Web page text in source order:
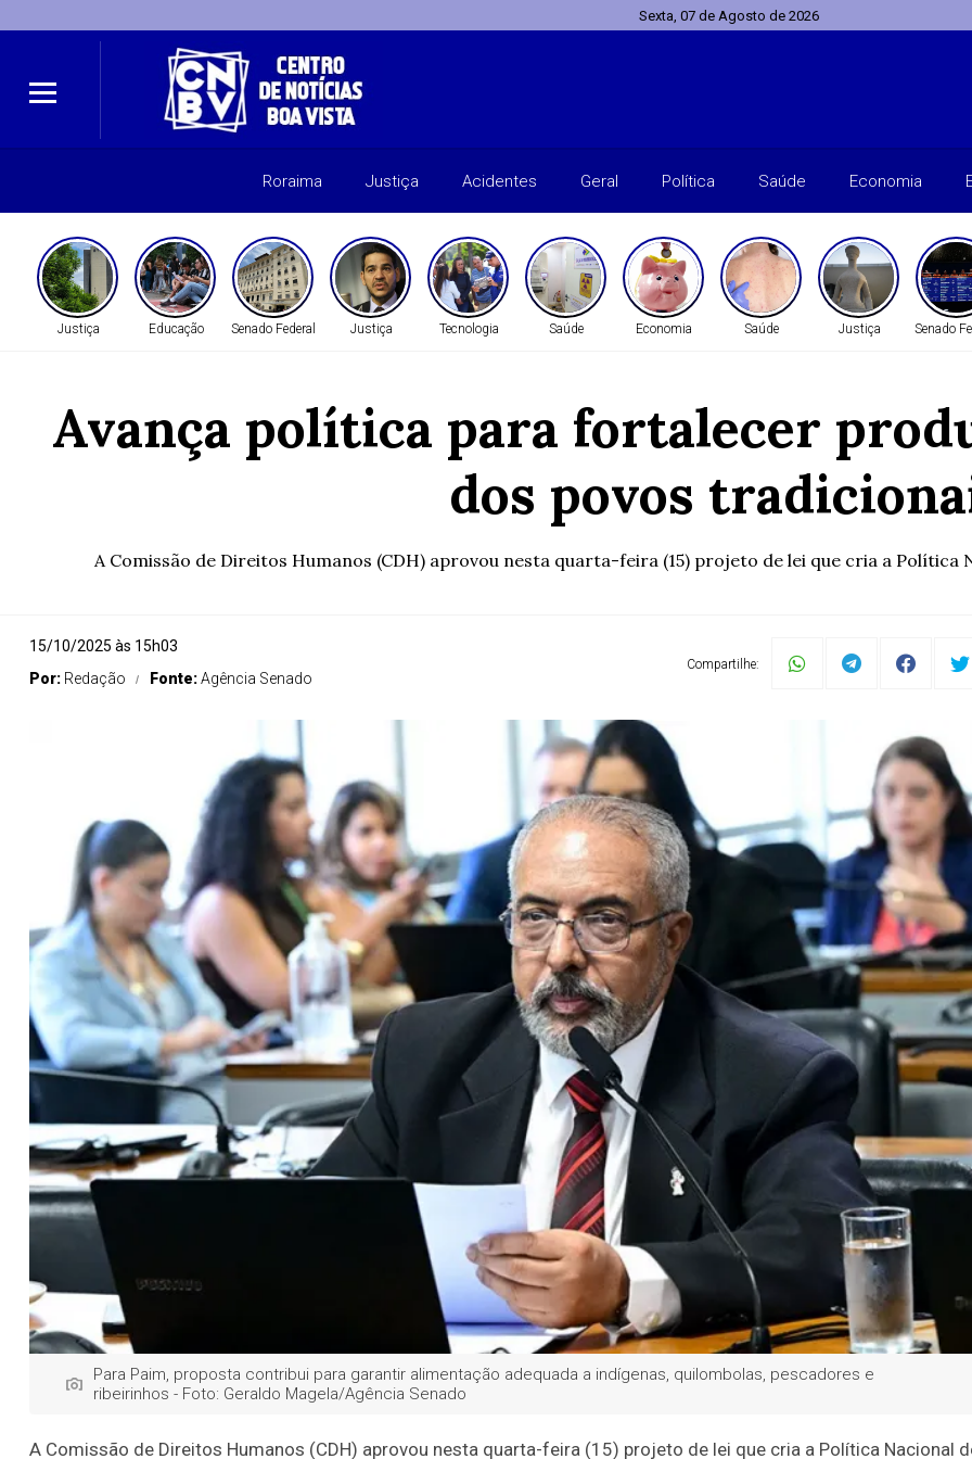
Sexta, 07 de Agosto de 2026
Roraima Justiça Acidentes Geral Política Saúde Economia
Justiça Educação Senado Federal Justiça Tecnologia Saúde Economia Saúde Justiça Senado
Avança política para fortalecer
dos povos
A Comissão de Direitos Humanos (CDH) aprovou nesta quarta-feira (15) projeto de lei que cria a Política
15/10/2025 às 15h03
Por: Redação Fonte:Agência Senado
Compartilhe:
Para Paim, proposta contribui para garantir alimentação adequada a indígenas, quilombolas, pescadores e
ribeirinhos - Foto: Geraldo Magela/Agência Senado
A Comissão de Direitos Humanos (CDH) aprovou nesta quarta-feira (15) projeto de lei que cria a Política Nacional